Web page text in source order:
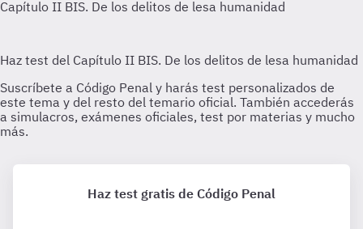
Haz test gratis de Código Penal